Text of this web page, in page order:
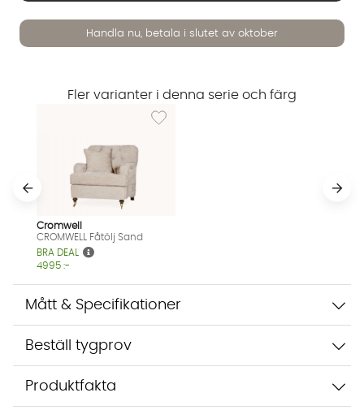
Handla nu, betala i slutet av oktober
Fler varianter i denna serie och färg
Lägg till i önskelista: CROMWELL Fåtölj Sand
Cromwell
CROMWELL Fåtölj Sand
BRA DEAL
4995 :-
Mått & Specifikationer
Beställ tygprov
Produktfakta
Vi använder AI för att svara på dina frågor. Konversationen
sparas i upp till 24 timmar för att kunna hjälpa dig. Vi delar
inte dina uppgifter med tredje part. Läs mer i vår
integritetspolicy.
Jag godkänner att konversationen sparas
Starta chatten